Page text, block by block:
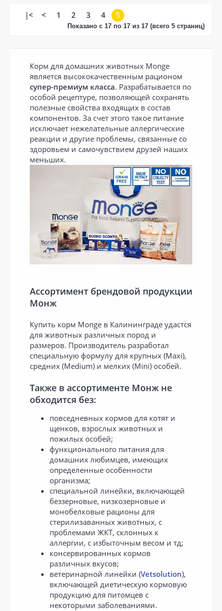
|< < 1 2 3 4 5
Показано с 17 по 17 из 17 (всего 5 страниц)
Корм для домашних животных Monge
является высококачественным рационом
супер-премиум класса. Разрабатывается по
особой рецептуре, позволяющей сохранять
полезные свойства входящих в состав
компонентов. За счет этого такое питание
исключает нежелательные аллергические
реакции и другие проблемы, связанные со
здоровьем и самочувствием друзей наших
меньших.
Ассортимент брендовой продукции
Монж
Купить корм Monge в Калининграде удастся
для животных различных пород и
размеров. Производитель разработал
специальную формулу для крупных (Maxi),
средних (Medium) и мелких (Mini) особей.
Также в ассортименте Монж не
обходится без:
повседневных кормов для котят и
щенков, взрослых животных и
пожилых особей;
функционального питания для
домашних любимцев, имеющих
определенные особенности
организма;
специальной линейки, включающей
беззерновые, низкозерновые и
монобелковые рационы для
стерилизаванных животных, с
проблемами ЖКТ, склонных к
аллергии, с избыточным весом и тд;
консервированных кормов
различных вкусов;
ветеринарной линейки (Vetsolution),
включающей диетическую кормовую
продукцию для питомцев с
некоторыми заболеваниями.